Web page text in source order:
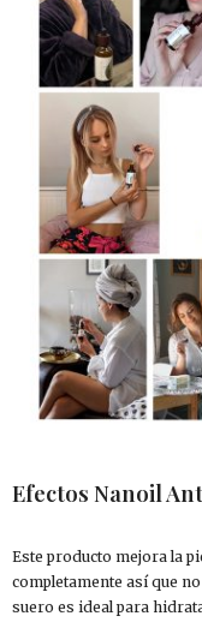
Efectos Nanoil
Este producto mejora la
completamente así que
suero es ideal para